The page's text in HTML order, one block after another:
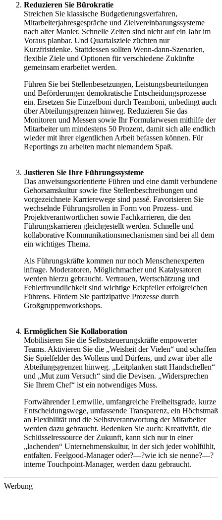
Reduzieren Sie Bürokratie
Streichen Sie klassische Budgetierungsverfahren,
Mitarbeiterjahresgespräche und Zielvereinbarungssysteme
nach alter Manier. Schnelle Zeiten sind nicht auf ein Jahr im
Voraus planbar. Und Quartalsziele züchten nur
Kurzfristdenke. Stattdessen sollten Wenn-dann-Szenarien,
flexible Ziele und Optionen für verschiedene Zukünfte
gemeinsam erarbeitet werden.
Führen Sie bei Stellenbesetzungen, Leistungsbeurteilungen
und Beförderungen demokratische Entscheidungsprozesse
ein. Ersetzen Sie Einzelboni durch Teamboni, unbedingt auch
über Abteilungsgrenzen hinweg. Reduzieren Sie das
Monitoren und Messen sowie Ihr Formularwesen mithilfe der
Mitarbeiter um mindestens 50 Prozent, damit sich alle endlich
wieder mit ihrer eigentlichen Arbeit befassen können. Für
Reportings zu arbeiten macht niemandem Spaß.
Justieren Sie Ihre Führungssysteme
Das anweisungsorientierte Führen und eine damit verbundene
Gehorsamskultur sowie fixe Stellenbeschreibungen und
vorgezeichnete Karrierewege sind passé. Favorisieren Sie
wechselnde Führungsrollen in Form von Prozess- und
Projektverantwortlichen sowie Fachkarrieren, die den
Führungskarrieren gleichgestellt werden. Schnelle und
kollaborative Kommunikationsmechanismen sind bei all dem
ein wichtiges Thema.
Als Führungskräfte kommen nur noch Menschenexperten
infrage. Moderatoren, Möglichmacher und Katalysatoren
werden hierzu gebraucht. Vertrauen, Wertschätzung und
Fehlerfreundlichkeit sind wichtige Eckpfeiler erfolgreichen
Führens. Fördern Sie partizipative Prozesse durch
Großgruppenworkshops.
Ermöglichen Sie Kollaboration
Mobilisieren Sie die Selbststeuerungskräfte empowerter
Teams. Aktivieren Sie die „Weisheit der Vielen“ und schaffen
Sie Spielfelder des Wollens und Dürfens, und zwar über alle
Abteilungsgrenzen hinweg. „Leitplanken statt Handschellen“
und „Mut zum Versuch“ sind die Devisen. „Widersprechen
Sie Ihrem Chef“ ist ein notwendiges Muss.
Fortwährender Lernwille, umfangreiche Freiheitsgrade, kurze
Entscheidungswege, umfassende Transparenz, ein Höchstmaß
an Flexibilität und die Selbstverantwortung der Mitarbeiter
werden dazu gebraucht. Bedenken Sie auch: Kreativität, die
Schlüsselressource der Zukunft, kann sich nur in einer
„lachenden“ Unternehmenskultur, in der sich jeder wohlfühlt,
entfalten. Feelgood-Manager oder?—?wie ich sie nenne?—?
interne Touchpoint-Manager, werden dazu gebraucht.
Werbung